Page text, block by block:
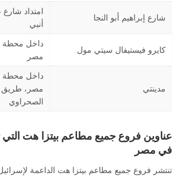
شارع إبراهيم أبو النجا
امتداد شارع
أنبي
كايرو فيستيفال سيتي مول
داخل محطة
مصر
مدينتي
داخل محطة
مصر، طريق
الصحراوي
عناوين فروع جميع مطاعم بيتزا هت
في مصر
تنتشر فروع جميع مطاعم بيتزا هت الداعمة